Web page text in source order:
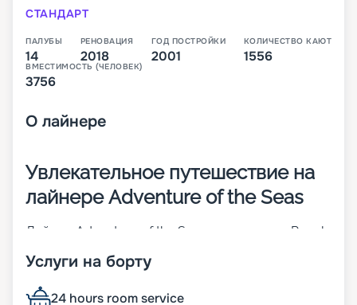
СТАНДАРТ
ПАЛУБЫ
14
РЕНОВАЦИЯ
2018
ГОД ПОСТРОЙКИ
2001
КОЛИЧЕСТВО КАЮТ
1556
ВМЕСТИМОСТЬ (ЧЕЛОВЕК)
3756
О лайнере
Увлекательное путешествие на
лайнере Adventure of the Seas
Лайнер Adventure of the Seas от компании Royal
в Финляндии, городе Турку. Корабль прошел
готово вместить на борт до 3756 пассажиров.
Услуги на борту
24 hours room service